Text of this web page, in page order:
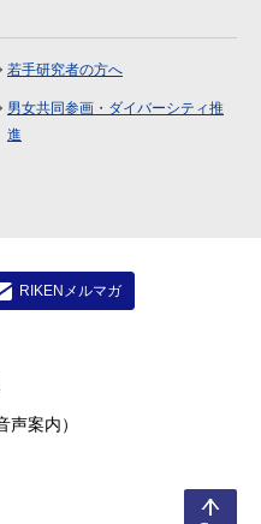
若手研究者の方へ
男女共同参画・ダイバーシティ推
進
声案内）
RIKENメルマガ